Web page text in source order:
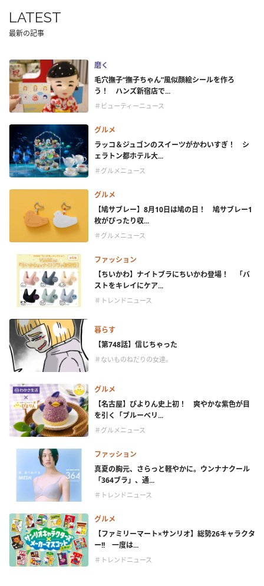
LATEST
最新の記事
磨く
毛穴撫子“撫子ちゃん”風似顔絵シールを作ろ
う！ ハンズ新宿店で...
＃ビューティーニュース
グルメ
ラッコ＆ジュゴンのスイーツがかわいすぎ！ シ
ェラトン都ホテル大...
＃グルメニュース
グルメ
【鳩サブレー】8月10日は鳩の日！ 鳩サブレー1
枚がぴったり収...
＃グルメニュース
ファッション
【ちいかわ】ナイトブラにちいかわ登場！ 「バ
ストをキレイにケア...
＃トレンドニュース
暮らす
【第748話】信じちゃった
＃ないものねだりの女達。
グルメ
【名古屋】ぴよりん史上初！ 爽やかな紫色が目
を引く「ブルーベリ...
＃グルメニュース
ファッション
真夏の胸元、さらっと軽やかに。ウンナナクール
「364ブラ」、通...
＃トレンドニュース
グルメ
【ファミリーマート×サンリオ】総勢26キャラクタ
ー!! 一度は...
＃トレンドニュース